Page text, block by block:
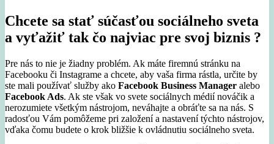
Chcete sa stať súčasťou sociálneho sveta
a vyťažiť tak čo najviac pre svoj biznis ?
Pre nás to nie je žiadny problém. Ak máte firemnú stránku na
Facebooku či Instagrame a chcete, aby vaša firma rástla, určite by
ste mali používať služby ako Facebook Business Manager alebo
Facebook Ads. Ak ste však vo svete sociálnych médií nováčik a
nerozumiete všetkým nástrojom, neváhajte a obráťte sa na nás. S
radosťou Vám pomôžeme pri založení a nastavení týchto nástrojov,
vďaka čomu budete o krok bližšie k ovládnutiu sociálneho sveta.